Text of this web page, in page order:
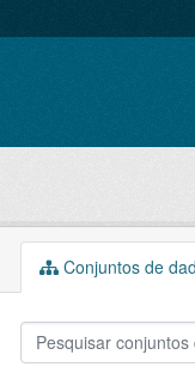
Conjuntos de